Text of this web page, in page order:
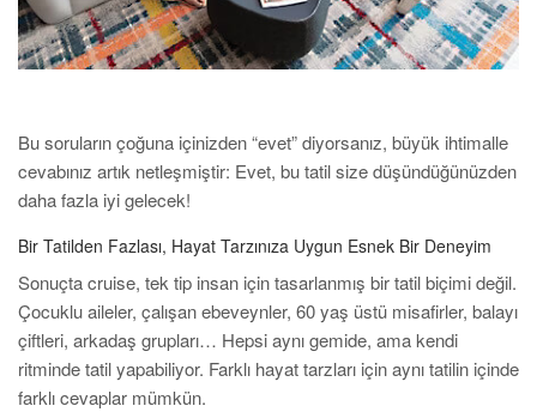
Bu soruların çoğuna içinizden “evet” diyorsanız, büyük ihtimalle
cevabınız artık netleşmiştir: Evet, bu tatil size düşündüğünüzden
daha fazla iyi gelecek!
Bir Tatilden Fazlası, Hayat Tarzınıza Uygun Esnek Bir Deneyim
Sonuçta cruise, tek tip insan için tasarlanmış bir tatil biçimi değil.
Çocuklu aileler, çalışan ebeveynler, 60 yaş üstü misafirler, balayı
çiftleri, arkadaş grupları… Hepsi aynı gemide, ama kendi
ritminde tatil yapabiliyor. Farklı hayat tarzları için aynı tatilin içinde
farklı cevaplar mümkün.